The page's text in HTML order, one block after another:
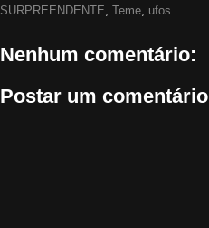
SURPREENDENTE, Teme, ufos
Nenhum comentário:
Postar um comentário